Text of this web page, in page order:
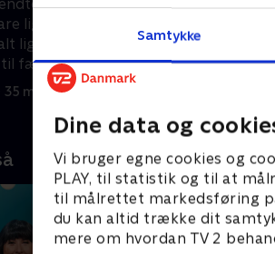
Samtykke
Dine data og
Vi bruger egne cookies og
PLAY, til statistik og til at
til målrettet markedsføring
du kan altid trække dit
mere om hvordan TV 2
danskere
lige i skabet, når vi
lige fra køleskabe
fællesskaber og
ugens ultimative
min
Danskernes
som sangerne
Søren Sko i
Blichfeldt sin
velvære og
gokart-kørsel
og Christian
også kigger